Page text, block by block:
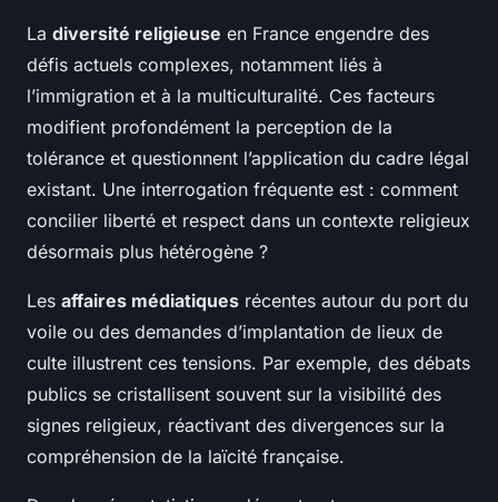
La diversité religieuse en France engendre des
défis actuels complexes, notamment liés à
l’immigration et à la multiculturalité. Ces facteurs
modifient profondément la perception de la
tolérance et questionnent l’application du cadre légal
existant. Une interrogation fréquente est : comment
concilier liberté et respect dans un contexte religieux
désormais plus hétérogène ?
Les affaires médiatiques récentes autour du port du
voile ou des demandes d’implantation de lieux de
culte illustrent ces tensions. Par exemple, des débats
publics se cristallisent souvent sur la visibilité des
signes religieux, réactivant des divergences sur la
compréhension de la laïcité française.